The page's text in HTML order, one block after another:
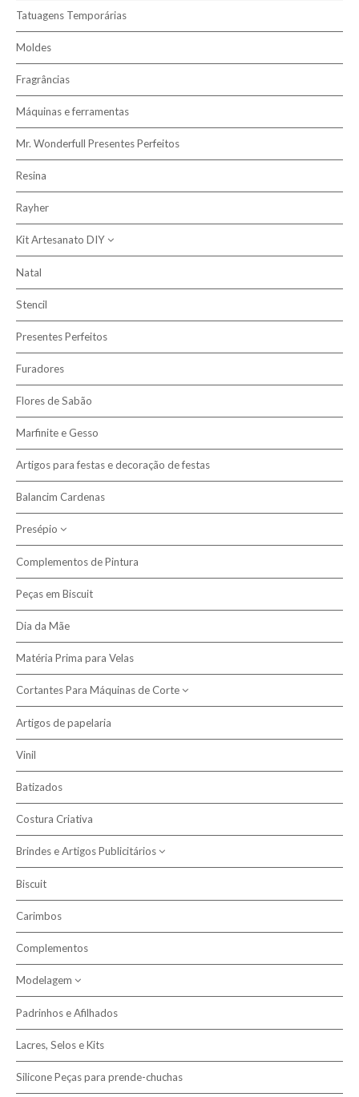
Tatuagens Temporárias
Moldes
Fragrâncias
Máquinas e ferramentas
Mr. Wonderfull Presentes Perfeitos
Resina
Rayher
Kit Artesanato DIY
Kits Artesanato Infantis
Natal
Stencil
Presentes Perfeitos
Furadores
Flores de Sabão
Marfinite e Gesso
Artigos para festas e decoração de festas
Balancim Cardenas
Presépio
Presépio Biscuit
Complementos de Pintura
Peças em Biscuit
Dia da Mãe
Matéria Prima para Velas
Cortantes Para Máquinas de Corte
Cortantes de Caixas
Artigos de papelaria
Vinil
Batizados
Costura Criativa
Brindes e Artigos Publicitários
Sublimação
Biscuit
Carimbos
Complementos
Modelagem
Pasta Modelar
Padrinhos e Afilhados
Lacres, Selos e Kits
Silicone Peças para prende-chuchas